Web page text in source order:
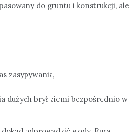
do gruntu i konstrukcji, ale
zasypywania,
dużych brył ziemi bezpośrednio w